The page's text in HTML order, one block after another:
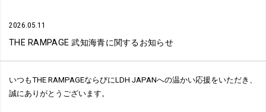
2026.05.11
THE RAMPAGE 武知海青に関するお知らせ
いつもTHE RAMPAGEならびにLDH JAPANへの温かい応援をいただき、
誠にありがとうございます。